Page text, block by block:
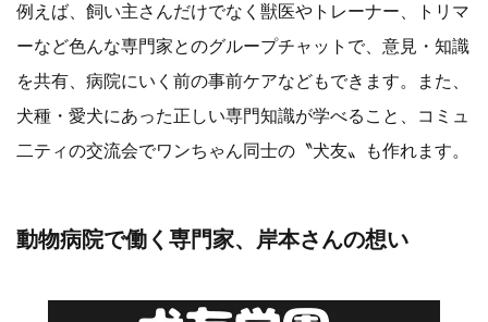
例えば、飼い主さんだけでなく獣医やトレーナー、トリマ
ーなど色んな専門家とのグループチャットで、意見・知識
を共有、病院にいく前の事前ケアなどもできます。また、
犬種・愛犬にあった正しい専門知識が学べること、コミュ
二ティの交流会でワンちゃん同士の〝犬友〟も作れます。
動物病院で働く専門家、岸本さんの想い